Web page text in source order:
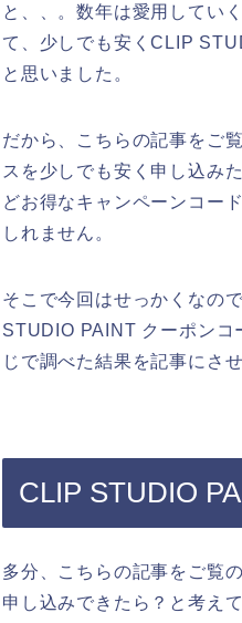
と、、。数年は愛用してい
て、少しでも安くCLIP
と思いました。
だから、こちらの記事をご
スを少しでも安く申し込み
どお得なキャンペーンコー
しれません。
そこで今回はせっかくなの
STUDIO PAINT クーポン
じで調べた結果を記事にさ
CLIP STUDIO
多分、こちらの記事をご覧
申し込みできたら？と考え